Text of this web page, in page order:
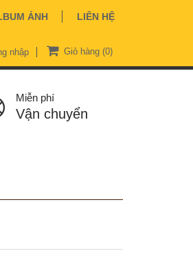
ẢNH LIÊN HỆ
Giỏ hàng (0)
nhập
Miễn phí
Vận chuyển